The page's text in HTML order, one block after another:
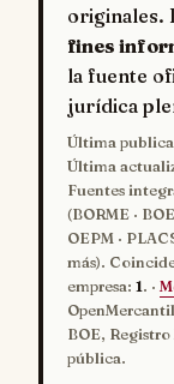
originales.
fines
la fuente
jurídica
Última
Última
Fuentes
(BORME ·
OEPM ·
más).
empresa: 1. ·
OpenMercantil
BOE,
pública.